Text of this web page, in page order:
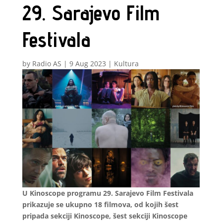
29. Sarajevo Film
Festivala
by Radio AS | 9 Aug 2023 | Kultura
U Kinoscope programu 29. Sarajevo Film Festivala
prikazuje se ukupno 18 filmova, od kojih šest
pripada sekciji Kinoscope, šest sekciji Kinoscope